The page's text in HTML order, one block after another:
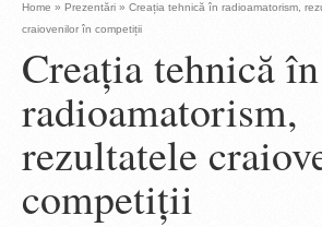
Home » Prezentări » Creația tehnică în radioamatorism,
craiovenilor în competiții
Creația tehnică în
radioamatorism,
rezultatele
competiții